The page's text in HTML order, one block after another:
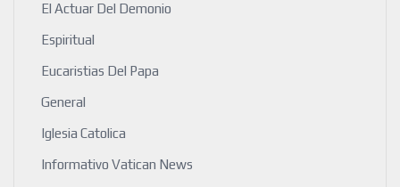
El Actuar Del Demonio
Espiritual
Eucaristias Del Papa
General
Iglesia Catolica
Informativo Vatican News